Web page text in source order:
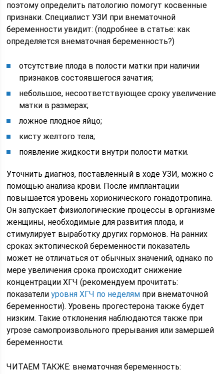
поэтому определить патологию помогут косвенные
признаки. Специалист УЗИ при внематочной
беременности увидит: (подробнее в статье: как
определяется внематочная беременность?)
отсутствие плода в полости матки при наличии
признаков состоявшегося зачатия;
небольшое, несоответствующее сроку увеличение
матки в размерах;
ложное плодное яйцо;
кисту желтого тела;
появление жидкости внутри полости матки.
Уточнить диагноз, поставленный в ходе УЗИ, можно с
помощью анализа крови. После имплантации
повышается уровень хорионического гонадотропина.
Он запускает физиологические процессы в организме
женщины, необходимые для развития плода, и
стимулирует выработку других гормонов. На ранних
сроках эктопической беременности показатель
может не отличаться от обычных значений, однако по
мере увеличения срока происходит снижение
концентрации ХГЧ (рекомендуем прочитать:
показателиуровня ХГЧ по неделям при внематочной
беременности). Уровень прогестерона также будет
низким. Такие отклонения наблюдаются также при
угрозе самопроизвольного прерывания или замершей
беременности.
ЧИТАЕМ ТАКЖЕ: внематочная беременность: